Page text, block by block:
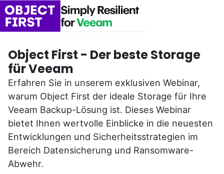
Object First - Der beste Storage
für Veeam
Erfahren Sie in unserem exklusiven Webinar,
warum Object First der ideale Storage für Ihre
Veeam Backup-Lösung ist. Dieses Webinar
bietet Ihnen wertvolle Einblicke in die neuesten
Entwicklungen und Sicherheitsstrategien im
Bereich Datensicherung und Ransomware-
Abwehr.